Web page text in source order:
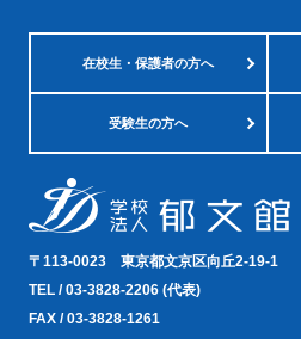
在校生・保護者の方へ
受験生の方へ
〒113-0023 東京都文京区向丘2-19-1
TEL /03-3828-2206 (代表)
FAX / 03-3828-1261